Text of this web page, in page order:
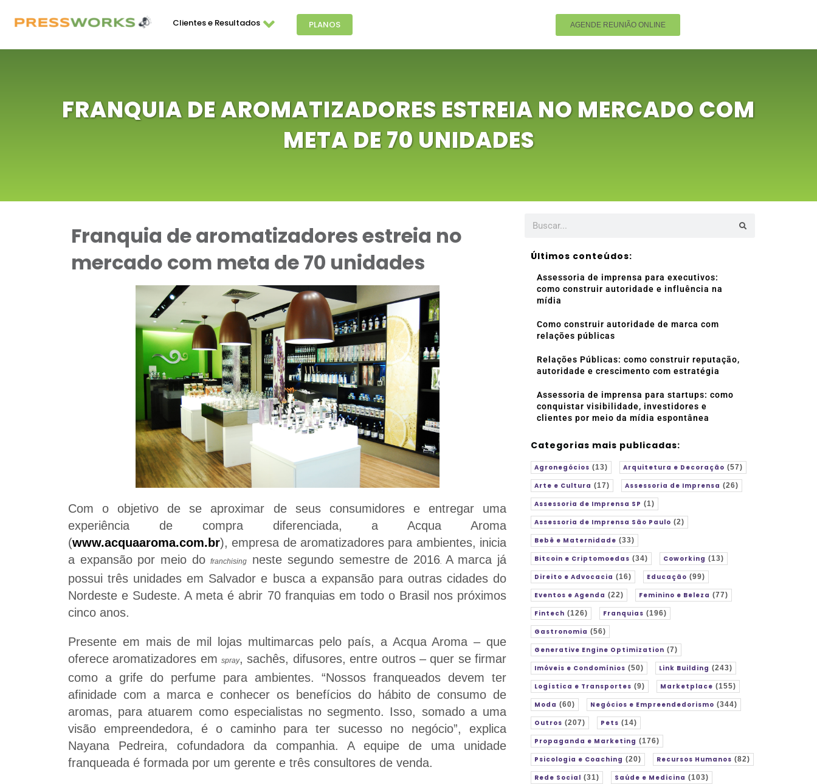
Clientes e Resultados PLANOS AGENDE REUNIÃO ONLINE
FRANQUIA DE AROMATIZADORES ESTREIA NO MERCADO COM
META DE 70 UNIDADES
Franquia de aromatizadores estreia no
mercado com meta de 70 unidades
Com o objetivo de se aproximar de seus consumidores e entregar uma
experiência de compra diferenciada, a Acqua Aroma
(www.acquaaroma.com.br), empresa de aromatizadores para ambientes, inicia
a expansão por meio dofranchising neste segundo semestre de 2016. A marca já
possui três unidades em Salvador e busca a expansão para outras cidades do
Nordeste e Sudeste. A meta é abrir 70 franquias em todo o Brasil nos próximos
cinco anos.
Presente em mais de mil lojas multimarcas pelo país, a Acqua Aroma – que
oferece aromatizadores emspray, sachês, difusores, entre outros – quer se firmar
como a grife do perfume para ambientes. “Nossos franqueados devem ter
afinidade com a marca e conhecer os benefícios do hábito de consumo de
aromas, para atuarem como especialistas no segmento. Isso, somado a uma
visão empreendedora, é o caminho para ter sucesso no negócio”, explica
Nayana Pedreira, cofundadora da companhia. A equipe de uma unidade
franqueada é formada por um gerente e três consultores de venda.
Últimos conteúdos:
Assessoria de imprensa para executivos:
como construir autoridade e influência na
mídia
Como construir autoridade de marca com
relações públicas
Relações Públicas: como construir reputação,
autoridade e crescimento com estratégia
Assessoria de imprensa para startups: como
conquistar visibilidade, investidores e
clientes por meio da mídia espontânea
Categorias mais publicadas:
Agronegócios (13) Arquitetura e Decoração (57)
Arte e Cultura (17) Assessoria de Imprensa (26)
Assessoria de Imprensa SP (1)
Assessoria de Imprensa São Paulo (2)
Bebê e Maternidade (33)
Bitcoin e Criptomoedas (34) Coworking (13)
Direito e Advocacia (16) Educação (99)
Eventos e Agenda (22) Feminino e Beleza (77)
Fintech (126) Franquias (196)
Gastronomia (56)
Generative Engine Optimization (7)
Imóveis e Condomínios (50) Link Building (243)
Logística e Transportes (9) Marketplace (155)
Moda (60) Negócios e Empreendedorismo (344)
Outros (207) Pets (14)
Propaganda e Marketing (176)
Psicologia e Coaching (20) Recursos Humanos (82)
Rede Social (31) Saúde e Medicina (103)